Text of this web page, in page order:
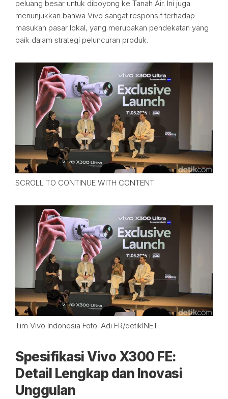
peluang besar untuk diboyong ke Tanah Air. Ini juga
menunjukkan bahwa Vivo sangat responsif terhadap
masukan pasar lokal, yang merupakan pendekatan yang
baik dalam strategi peluncuran produk.
SCROLL TO CONTINUE WITH CONTENT
Tim Vivo Indonesia Foto: Adi FR/detikINET
Spesifikasi Vivo X300 FE:
Detail Lengkap dan Inovasi
Unggulan